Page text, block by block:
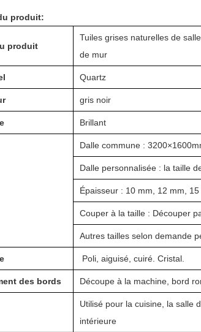
produit:
produit
Tuiles grises naturelles de
de mur
Quartz
gris noir
Brillant
Dalle commune :
Dalle personnalisée : la taille
Épaisseur : 10 mm, 12 mm,
Couper à la taille : Découper
Autres tailles selon demande
Poli, aiguisé, cuiré. Cristal.
des bords Découpe à la machine, bord
Utilisé pour la cuisine, la salle
intérieure